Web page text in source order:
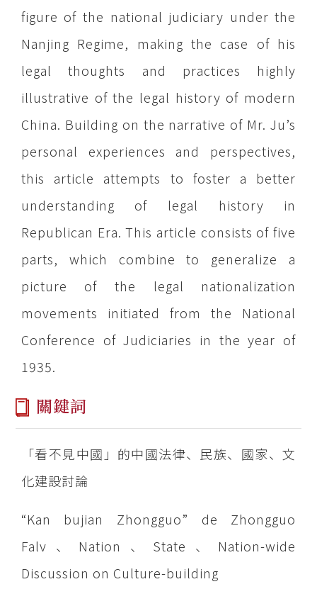
figure of the national judiciary under the
Nanjing Regime, making the case of his
legal thoughts and practices highly
illustrative of the legal history of modern
China. Building on the narrative of Mr. Ju’s
personal experiences and perspectives,
this article attempts to foster a better
understanding of legal history in
Republican Era. This article consists of five
parts, which combine to generalize a
picture of the legal nationalization
movements initiated from the National
Conference of Judiciaries in the year of
1935.
關鍵詞
「看不見中國」的中國法律、民族、國家、文
化建設討論
“Kan bujian Zhongguo” de Zhongguo
Falv、Nation、State、Nation-wide
Discussion on Culture-building